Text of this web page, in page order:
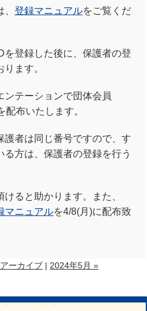
登録マニュアルをご覧くだ
を登録した後に、保護者の登
ます。
ンテーションで団体会員
配布いたします。
護者は同じ番号ですので、す
方は、保護者の登録を行う
ると助かります。また、
マニュアルを4/8(月)に配布致
アーカイブ | 2024年5月 »